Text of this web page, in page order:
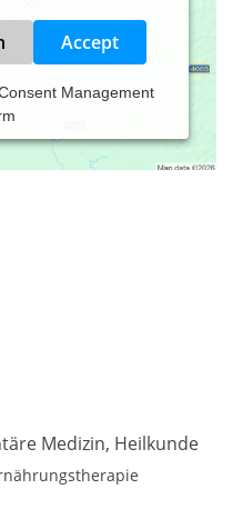
Accept
Management
OMNI
Medizin, Heilkunde